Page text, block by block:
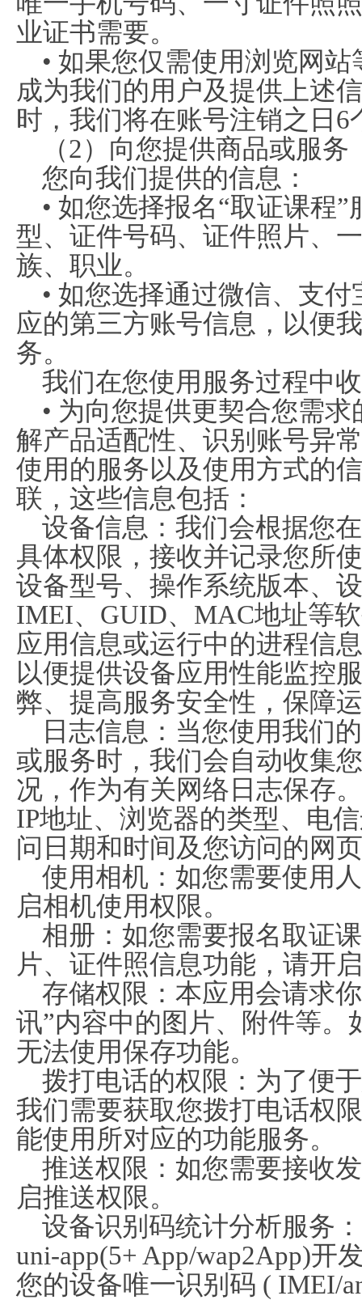
业证书需要。
• 如果您仅需使用浏览网
成为我们的用户及提供上述
时，我们将在账号注销之日
（2）向您提供商品或服务
您向我们提供的信息：
• 如您选择报名“取证课程
型、证件号码、证件照片、
族、职业。
• 如您选择通过微信、支
应的第三方账号信息，以便
务。
我们在您使用服务过程中
• 为向您提供更契合您需
解产品适配性、识别账号异
使用的服务以及使用方式的
联，这些信息包括：
设备信息：我们会根据您
具体权限，接收并记录您所
设备型号、操作系统版本、
IMEI、GUID、MAC地址等
应用信息或运行中的进程信
以便提供设备应用性能监控
弊、提高服务安全性，保障
日志信息：当您使用我们
或服务时，我们会自动收集
况，作为有关网络日志保存
IP地址、浏览器的类型、电
问日期和时间及您访问的网
使用相机：如您需要使用
启相机使用权限。
相册：如您需要报名取证
片、证件照信息功能，请开
存储权限：本应用会请求
讯”内容中的图片、附件等
无法使用保存功能。
拨打电话的权限：为了便
我们需要获取您拨打电话权
能使用所对应的功能服务。
推送权限：如您需要接收
启推送权限。
设备识别码统计分析服务
uni-app(5+ App/wap2App)开
您的设备唯一识别码 ( IMEI/